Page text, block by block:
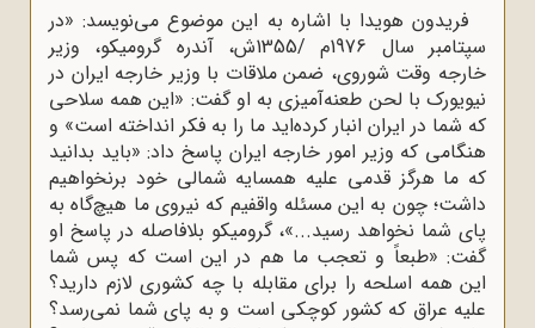
فریدون هویدا با اشاره به این موضوع می‌نویسد: «در
سپتامبر سال 1976م /1355ش، آندره گرومیکو، وزیر
خارجه وقت شوروی، ضمن ملاقات با وزیر خارجه ایران در
نیویورک با لحن طعنه‌آمیزی به او گفت: «این همه سلاحی
که شما در ایران انبار کرده‌اید ما را به فکر انداخته است» و
هنگامی که وزیر امور خارجه ایران پاسخ داد: «باید بدانید
که ما هرگز قدمی علیه همسایه شمالی خود برنخواهیم
داشت؛ چون به این مسئله واقفیم که نیروی ما هیچ‌گاه به
پای شما نخواهد رسید...»، گرومیکو بلافاصله در پاسخ او
گفت: «طبعاً و تعجب ما هم در این است که پس شما
این همه اسلحه را برای مقابله با چه کشوری لازم دارید؟
علیه عراق که کشور کوچکی است و به پای شما نمی‌رسد؟